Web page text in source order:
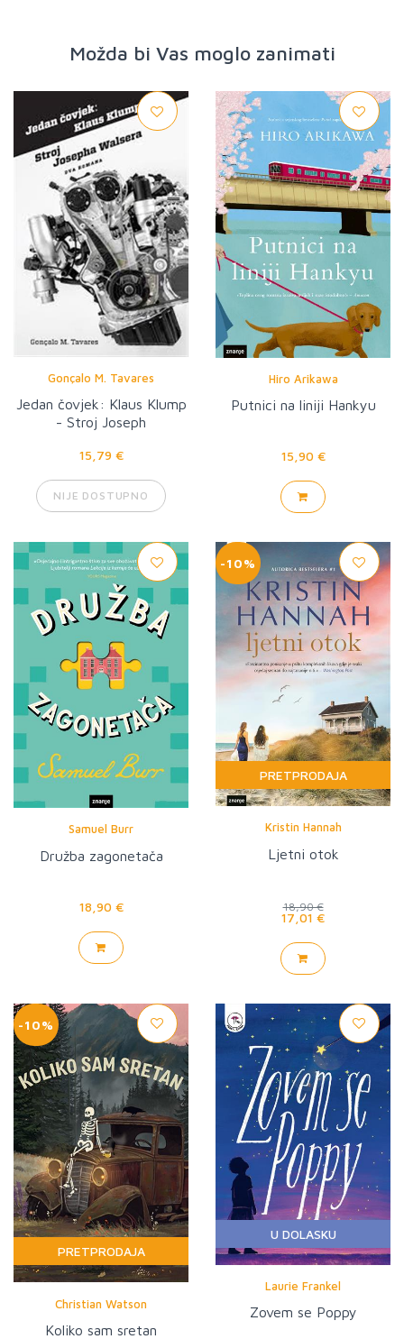
Možda bi Vas moglo zanimati
Gonçalo M. Tavares
Jedan čovjek: Klaus Klump
- Stroj Joseph
15,79 €
NIJE DOSTUPNO
Hiro Arikawa
Putnici na liniji Hankyu
15,90 €
Samuel Burr
Družba zagonetača
18,90 €
-10%
PRETPRODAJA
Kristin Hannah
Ljetni otok
18,90 €
17,01 €
-10%
PRETPRODAJA
Christian Watson
Koliko sam sretan
U DOLASKU
Laurie Frankel
Zovem se Poppy